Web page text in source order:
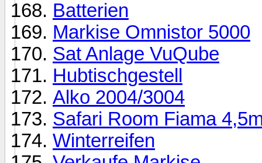
Batterien
Markise Omnistor 5000
Sat Anlage VuQube
Hubtischgestell
Alko 2004/3004
Safari Room Fiama
Winterreifen